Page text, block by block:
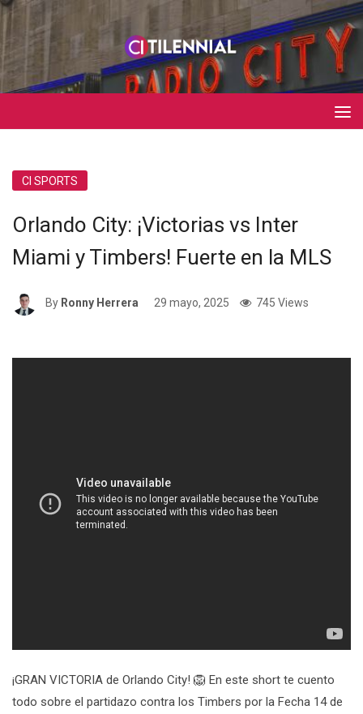
CI SPORTS
Orlando City: ¡Victorias vs Inter
Miami y Timbers! Fuerte en la MLS
By Ronny Herrera 29 mayo, 2025 745 Views
¡GRAN VICTORIA de Orlando City! 🦁 En este short te cuento
todo sobre el partidazo contra los Timbers por la Fecha 14 de